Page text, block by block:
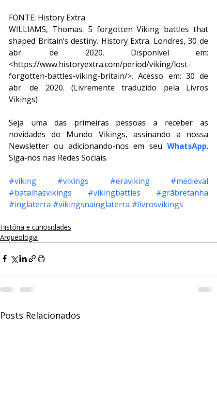
FONTE: History Extra
WILLIAMS, Thomas. 5 forgotten Viking battles that
shaped Britain’s destiny. History Extra. Londres, 30 de
abr. de 2020. Disponível em:
<https://www.historyextra.com/period/viking/lost-
forgotten-battles-viking-britain/>. Acesso em: 30 de
abr. de 2020. (Livremente traduzido pela Livros
Vikings)
Seja uma das primeiras pessoas a receber as
novidades do Mundo Vikings, assinando a nossa
Newsletter ou adicionando-nos em seu WhatsApp.
Siga-nos nas Redes Sociais.
#viking #vikings #eraviking
#medieval
#batalhasvikings
#vikingbattles
#grãbretanha
#inglaterra #vikingsnainglaterra #livrosvikings
História e curiosidades
Arqueologia
Posts Relacionados